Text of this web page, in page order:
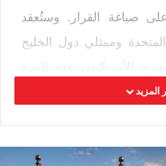
صياغة القرار. وستُعقد
وممثلي دول الخليج
لإغلاقها مضيق هرمز المزيد